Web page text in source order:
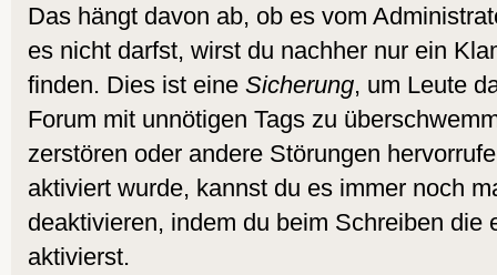
Das hängt davon ab, ob es vom
es nicht darfst, wirst du nachher nur ein
finden. Dies ist eine Sicherung, um Leute
Forum mit unnötigen Tags zu
zerstören oder andere Störungen
aktiviert wurde, kannst du es immer noch
deaktivieren, indem du beim Schreiben die
aktivierst.